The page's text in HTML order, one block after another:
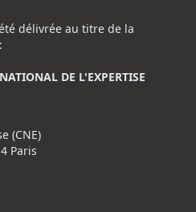
délivrée au titre de la
DE L'EXPERTISE
(CNE)
Paris